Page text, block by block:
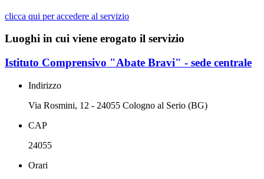
clicca qui per accedere al servizio
Luoghi in cui viene erogato il servizio
Istituto Comprensivo "Abate Bravi" - sede centrale
Indirizzo
Via Rosmini, 12 - 24055 Cologno al Serio (BG)
CAP
24055
Orari